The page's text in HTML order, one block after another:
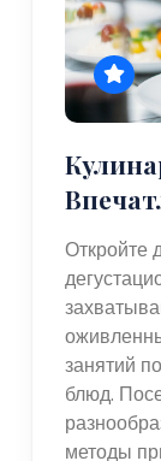
Откройте
занятий
блюд.
методы